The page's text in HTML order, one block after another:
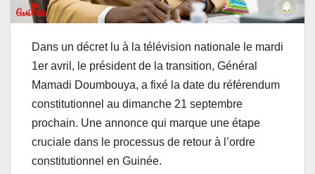
Dans un décret lu à la télévision nationale le mardi
1er avril, le président de la transition, Général
Mamadi Doumbouya, a fixé la date du référendum
constitutionnel au dimanche 21 septembre
prochain. Une annonce qui marque une étape
cruciale dans le processus de retour à l’ordre
constitutionnel en Guinée.